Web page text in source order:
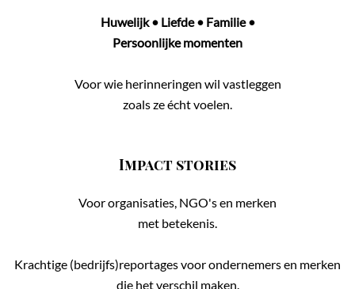
Huwelijk• Liefde• Familie•
Persoonlijke momenten
Voor wie herinneringen wil vastleggen
zoals ze écht voelen.
Impact stories
Voor organisaties, NGO's en merken
met betekenis.
Krachtige (bedrijfs)reportages voor ondernemers en merken
die het verschil maken.